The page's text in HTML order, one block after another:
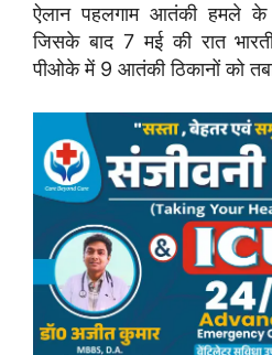
ऐलान पहलगाम आतंकी हमले के
जिसके बाद 7 मई की रात
पीओके में 9 आतंकी ठिकानों को